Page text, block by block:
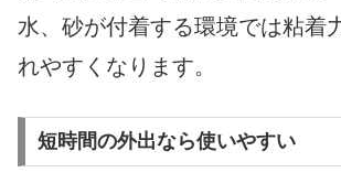
水、砂が付着する環境では粘着
れやすくなります。
短時間の外出なら使いやすい